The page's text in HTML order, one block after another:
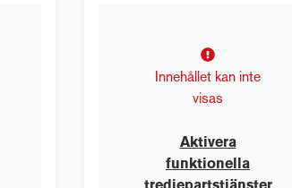
Innehållet kan inte
visas
Aktivera
funktionella